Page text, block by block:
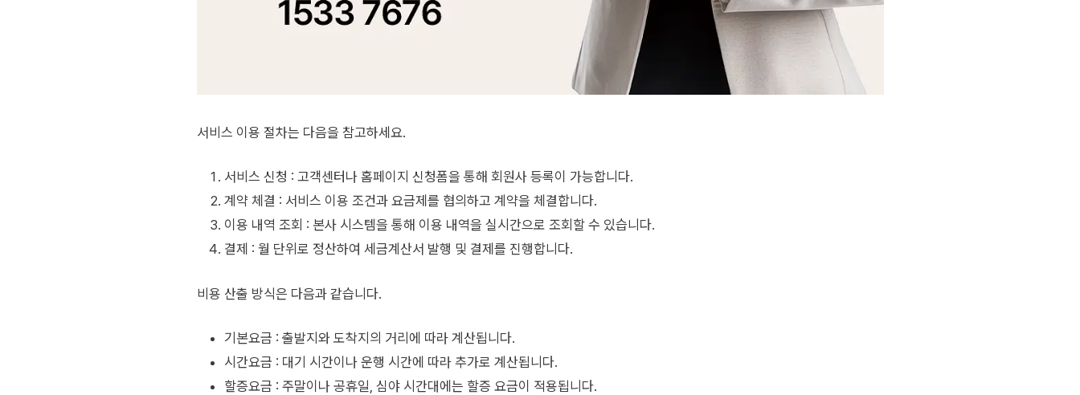
서비스 이용 절차는 다음을 참고하세요.
서비스 신청 : 고객센터나 홈페이지 신청폼을 통해 회원사 등록이 가능합니다.
계약 체결 : 서비스 이용 조건과 요금제를 협의하고 계약을 체결합니다.
이용 내역 조회 : 본사 시스템을 통해 이용 내역을 실시간으로 조회할 수 있습니다.
결제 : 월 단위로 정산하여 세금계산서 발행 및 결제를 진행합니다.
비용 산출 방식은 다음과 같습니다.
기본요금 : 출발지와 도착지의 거리에 따라 계산됩니다.
시간요금 : 대기 시간이나 운행 시간에 따라 추가로 계산됩니다.
할증요금 : 주말이나 공휴일, 심야 시간대에는 할증 요금이 적용됩니다.